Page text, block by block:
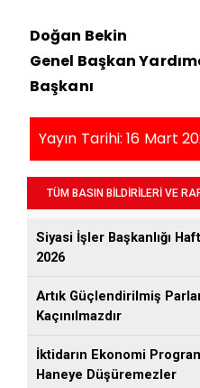
Doğan Bekin
Genel Başkan
Başkanı
Yayın Tarihi: 16 Mart
TÜM BASIN BİLDİRİLERİ VE
Siyasi İşler Başkanlığı
2026
Artık Güçlendirilmiş
Kaçınılmazdır
İktidarın Ekonomi
Haneye Düşüremezler